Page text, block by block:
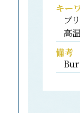
キー
ブ
高
備考